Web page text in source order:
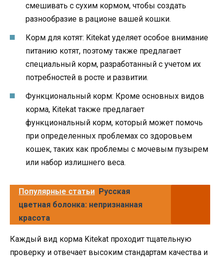
смешивать с сухим кормом, чтобы создать
разнообразие в рационе вашей кошки.
Корм для котят: Kitekat уделяет особое внимание
питанию котят, поэтому также предлагает
специальный корм, разработанный с учетом их
потребностей в росте и развитии.
Функциональный корм: Кроме основных видов
корма, Kitekat также предлагает
функциональный корм, который может помочь
при определенных проблемах со здоровьем
кошек, таких как проблемы с мочевым пузырем
или набор излишнего веса.
Популярные статьи Русская
цветная болонка: непризнанная
красота
Каждый вид корма Kitekat проходит тщательную
проверку и отвечает высоким стандартам качества и